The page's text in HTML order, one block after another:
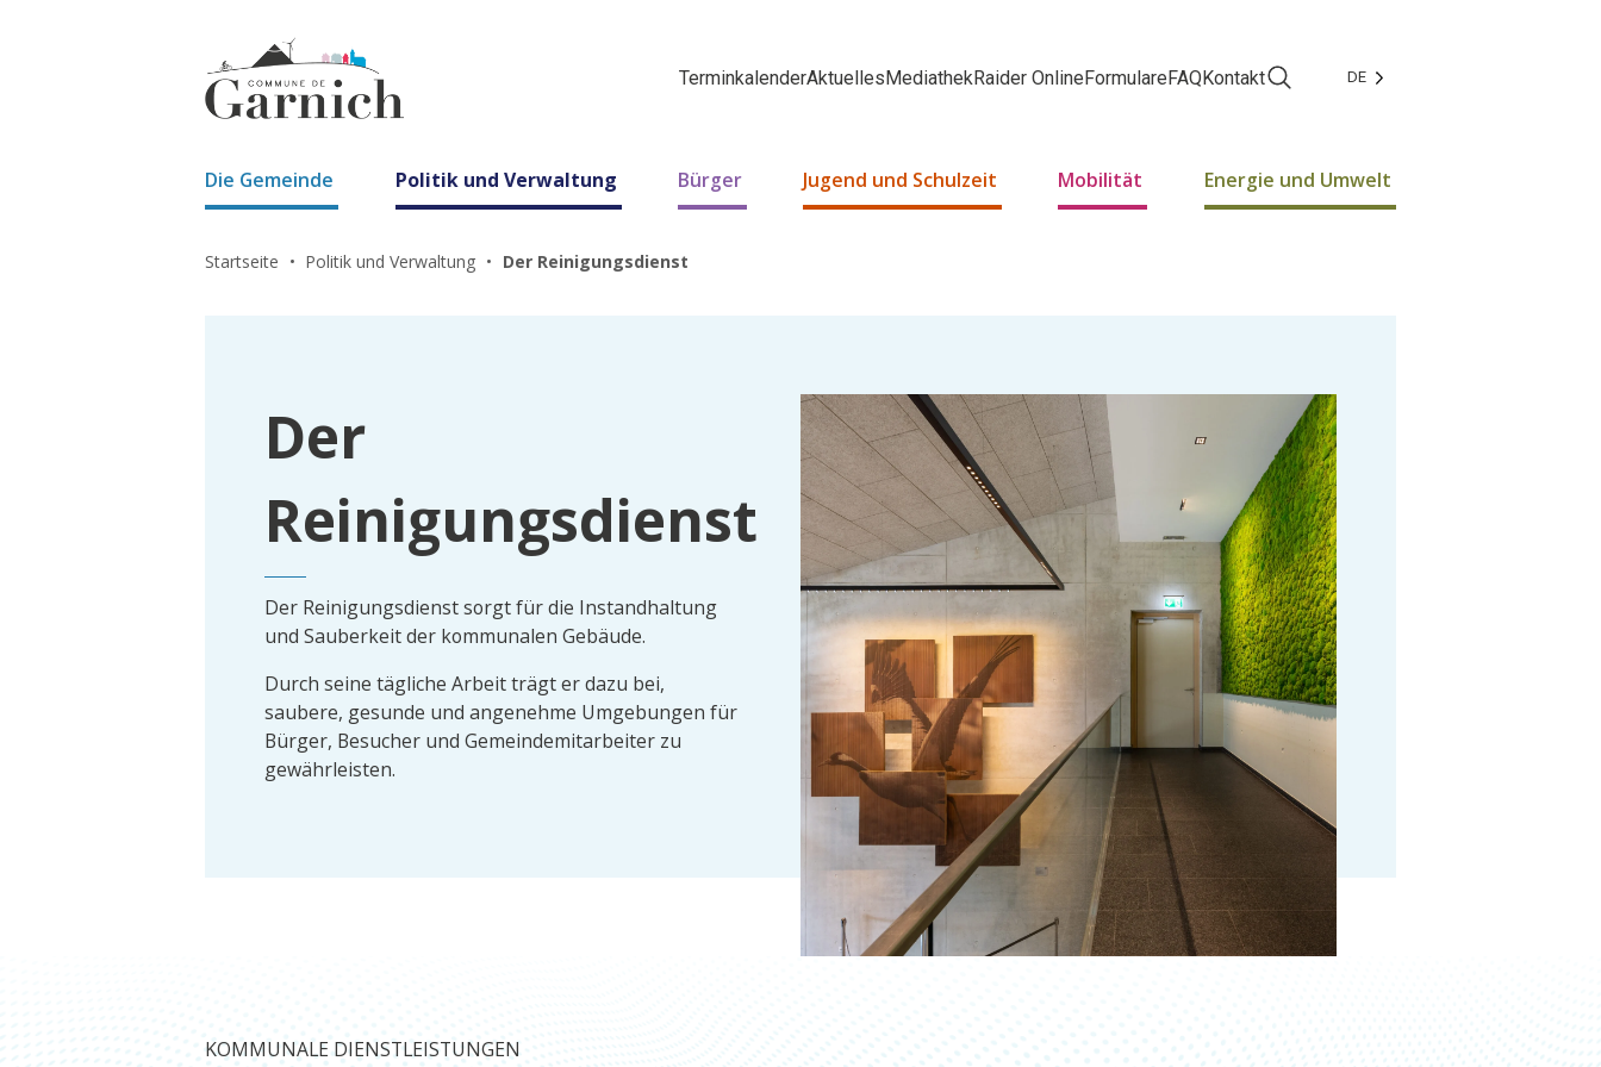
TerminkalenderAktuellesMediathekRaider OnlineFormulareFAQKontakt Facebook
Instagram
DE
Die Gemeinde Politik und Verwaltung Bürger Jugend und Schulzeit Mobilität Energie und Umwelt
Startseite Politik und Verwaltung Der Reinigungsdienst
Der
Reinigungsdienst
Der Reinigungsdienst sorgt für die Instandhaltung
und Sauberkeit der kommunalen Gebäude.
Durch seine tägliche Arbeit trägt er dazu bei,
saubere, gesunde und angenehme Umgebungen für
Bürger, Besucher und Gemeindemitarbeiter zu
gewährleisten.
KOMMUNALE DIENSTLEISTUNGEN